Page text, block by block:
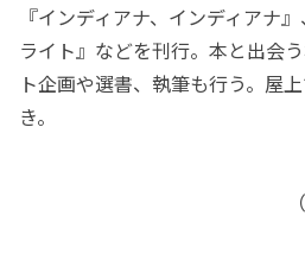
『インディアナ、インディアナ
ライト』などを刊行。本と出会
ト企画や選書、執筆も行う。屋
き。
（